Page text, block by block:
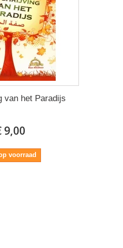
van het Paradijs
9,00
voorraad